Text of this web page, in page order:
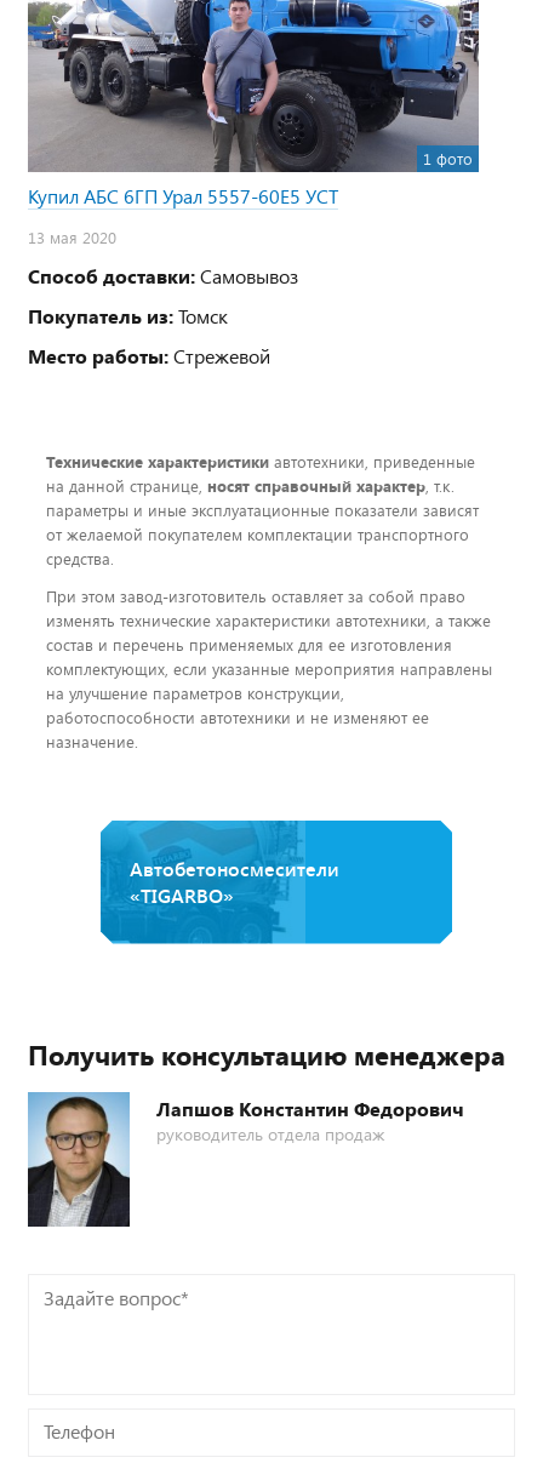
1 фото
Купил АБС 6ГП Урал 5557-60Е5 УСТ
13 мая 2020
Способ доставки:Самовывоз
Покупатель из:Томск
Место работы:Стрежевой
Технические характеристики автотехники, приведенные
на данной странице, носят справочный характер , т.к.
параметры и иные эксплуатационные показатели зависят
от желаемой покупателем комплектации транспортного
средства.
При этом завод-изготовитель оставляет за собой право
изменять технические характеристики автотехники, а также
состав и перечень применяемых для ее изготовления
комплектующих, если указанные мероприятия направлены
на улучшение параметров конструкции,
работоспособности автотехники и не изменяют ее
назначение.
Автобетоносмесители
«TIGARBO»
Получить консультацию менеджера
Лапшов Константин Федорович
руководитель отдела продаж
Задайте
Телефон